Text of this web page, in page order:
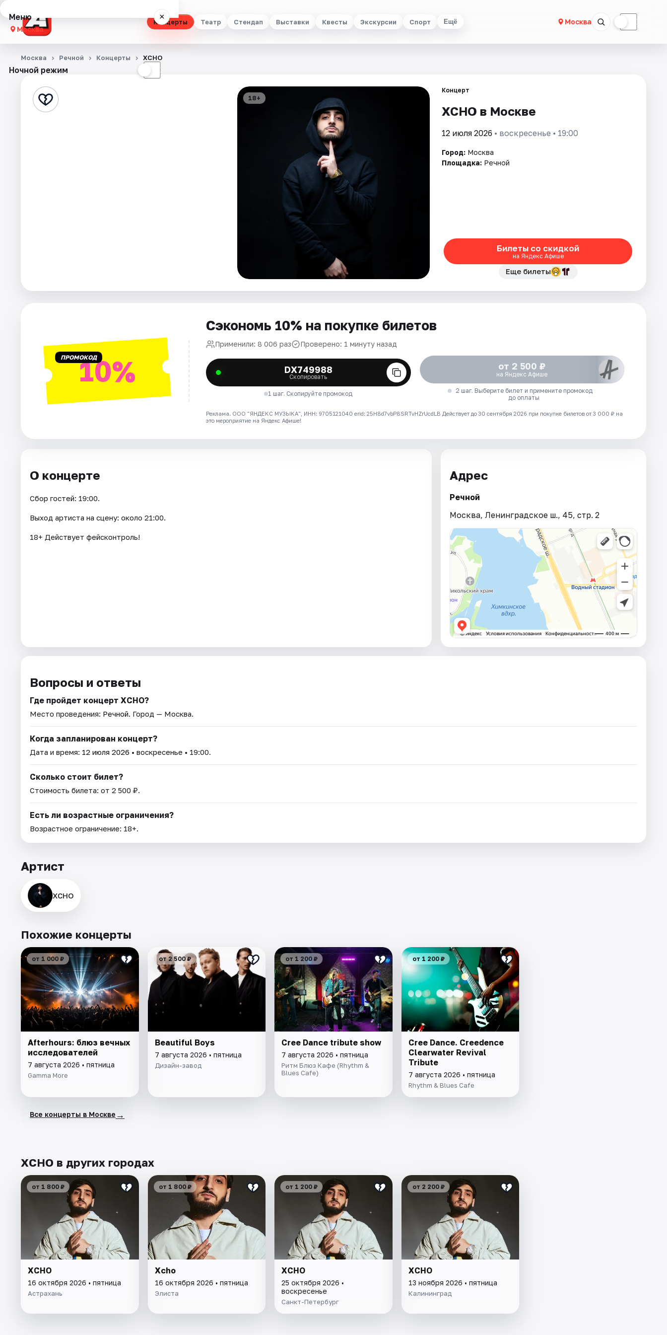
Концерты Театр Стендап Выставки Квесты Экскурсии Спорт Ещё Москва ☾
Меню ×
Москва
Концерты
Стендап
Ночной режим ☾
Москва Речной Концерты XCHO
18+
Концерт
XCHO в Москве
12 июля 2026 • воскресенье • 19:00
Город: Москва
Площадка: Речной
Билеты со скидкой
на Яндекс Афише
Еще билеты
ПРОМОКОД10%
Сэкономь 10% на покупке билетов
Применили: 8 006 раз Проверено: 1 минуту назад
DX749988
Скопировать
1 шаг. Скопируйте промокод
от 2 500 ₽
на Яндекс Афише
2 шаг. Выберите билет и примените промокод
до оплаты
Реклама. ООО "ЯНДЕКС МУЗЫКА", ИНН: 9705121040 erid: 25H8d7vbP8SRTvHZrUcdLB Действует до 30 сентября 2026 при покупке билетов от 3 000 ₽ на
это мероприятие на Яндекс Афише!
О концерте
Сбор гостей: 19:00.
Выход артиста на сцену: около 21:00.
18+ Действует фейсконтроль!
Адрес
Речной
Москва, Ленинградское ш., 45, стр. 2
Вопросы и ответы
Где пройдет концерт XCHO?
Место проведения: Речной. Город — Москва.
Когда запланирован концерт?
Дата и время: 12 июля 2026 • воскресенье • 19:00.
Сколько стоит билет?
Стоимость билета: от 2 500 ₽.
Есть ли возрастные ограничения?
Возрастное ограничение: 18+.
Артист
XCHO
Похожие концерты
от 1 000 ₽
Afterhours: блюз вечных
исследователей
7 августа 2026 • пятница
Gamma More
от 2 500 ₽
Beautiful Boys
7 августа 2026 • пятница
Дизайн-завод
от 1 200 ₽
Cree Dance tribute show
7 августа 2026 • пятница
Ритм Блюз Кафе (Rhythm &
Blues Cafe)
от 1 200 ₽
Cree Dance. Creedence
Clearwater Revival
Tribute
7 августа 2026 • пятница
Rhythm & Blues Cafe
Все концерты в Москве →
XCHO в других городах
от 1 800 ₽
XCHO
16 октября 2026 • пятница
Астрахань
от 1 800 ₽
Xcho
16 октября 2026 • пятница
Элиста
от 1 200 ₽
XCHO
25 октября 2026 •
воскресенье
Санкт-Петербург
от 2 200 ₽
XCHO
13 ноября 2026 • пятница
Калининград